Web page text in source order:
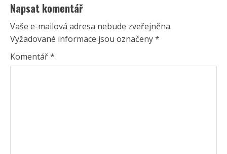
Napsat komentář
Vaše e-mailová adresa nebude zveřejněna.
Vyžadované informace jsou označeny*
Komentář*